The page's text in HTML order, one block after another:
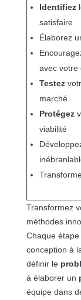
Identifiez
satisfaire
Élaborez
avec votre
Testez
marché
Protégez
viabilité
Transformez
méthodes
Chaque
conception à
définir le
à élaborer un
équipe dans